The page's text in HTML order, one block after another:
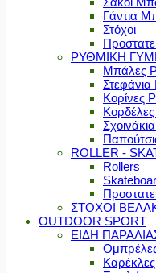
Γάντια
Στόχοι
ΡΥΘΜΙΚΗ
Μπάλες
Στεφάνια
Κορίνες
ROLLER -
Rollers
ΣΤΟΧΟΙ
OUTDOOR SPORT
ΕΙΔΗ